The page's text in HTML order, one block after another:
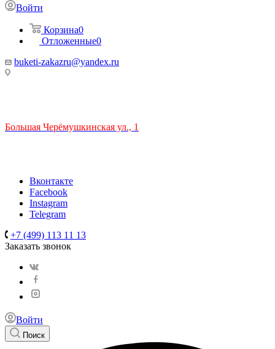
Войти
Корзина0
Отложенные0
buketi-zakazru@yandex.ru
Большая Черёмушкинская ул., 1
Вконтакте
Facebook
Instagram
Telegram
+7 (499) 113 11 13
Заказать звонок
Войти
Поиск